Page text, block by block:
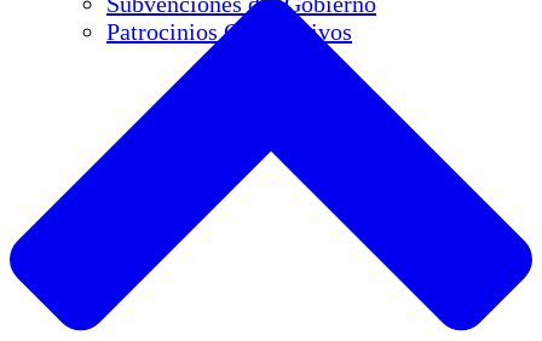
Patrocinios Corporativos